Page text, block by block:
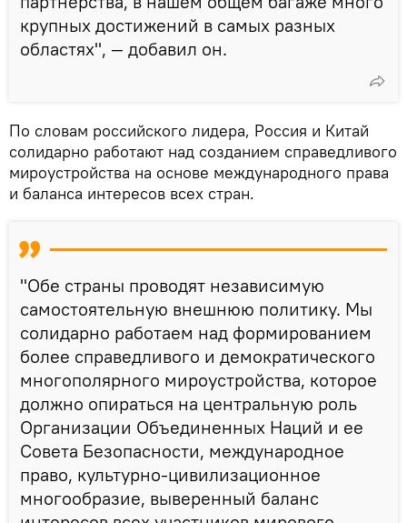
крупных достижений в самых разных
областях", — добавил он.
По словам российского лидера, Россия и Китай
солидарно работают над созданием справедливого
мироустройства на основе международного права
и баланса интересов всех стран.
"Обе страны проводят независимую
самостоятельную внешнюю политику. Мы
солидарно работаем над формированием
более справедливого и демократического
многополярного мироустройства, которое
должно опираться на центральную роль
Организации Объединенных Наций и ее
Совета Безопасности, международное
право, культурно-цивилизационное
многообразие, выверенный баланс